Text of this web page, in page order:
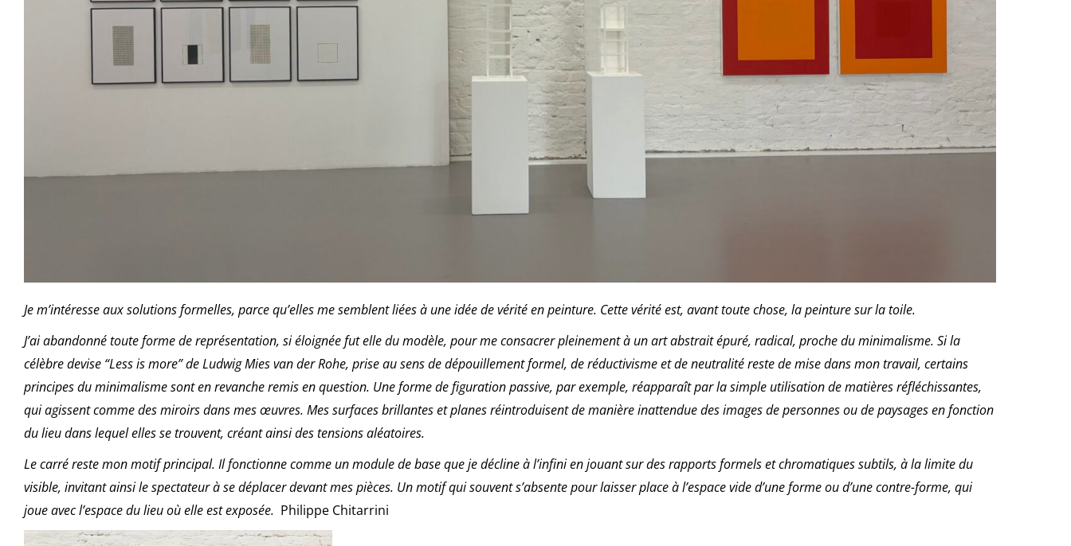
Je m’intéresse aux solutions formelles, parce qu’elles me semblent liées à une idée de vérité en peinture. Cette vérité est, avant toute chose, la peinture sur la toile.
J’ai abandonné toute forme de représentation, si éloignée fut elle du modèle, pour me consacrer pleinement à un art abstrait épuré, radical, proche du minimalisme. Si la
célèbre devise “Less is more” de Ludwig Mies van der Rohe, prise au sens de dépouillement formel, de réductivisme et de neutralité reste de mise dans mon travail, certains
principes du minimalisme sont en revanche remis en question. Une forme de figuration passive, par exemple, réapparaît par la simple utilisation de matières réfléchissantes,
qui agissent comme des miroirs dans mes œuvres. Mes surfaces brillantes et planes réintroduisent de manière inattendue des images de personnes ou de paysages en fonction
du lieu dans lequel elles se trouvent, créant ainsi des tensions aléatoires.
Le carré reste mon motif principal. Il fonctionne comme un module de base que je décline à l’infini en jouant sur des rapports formels et chromatiques subtils, à la limite du
visible, invitant ainsi le spectateur à se déplacer devant mes pièces. Un motif qui souvent s’absente pour laisser place à l’espace vide d’une forme ou d’une contre-forme, qui
joue avec l’espace du lieu où elle est exposée. Philippe Chitarrini